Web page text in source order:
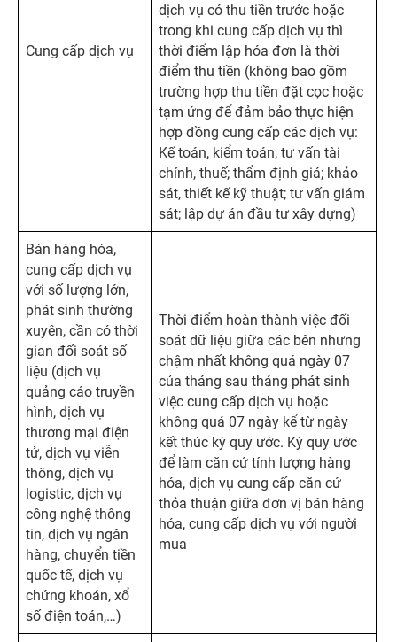
Cung cấp dịch vụ
dịch vụ có thu tiền trước hoặc
trong khi cung cấp dịch vụ thì
thời điểm lập hóa đơn là thời
điểm thu tiền (không bao gồm
trường hợp thu tiền đặt cọc hoặc
tạm ứng để đảm bảo thực hiện
hợp đồng cung cấp các dịch vụ:
Kế toán, kiểm toán, tư vấn tài
chính, thuế; thẩm định giá; khảo
sát, thiết kế kỹ thuật; tư vấn giám
sát; lập dự án đầu tư xây dựng)
Bán hàng hóa,
cung cấp dịch vụ
với số lượng lớn,
phát sinh thường
xuyên, cần có thời
gian đối soát số
liệu (dịch vụ
quảng cáo truyền
hình, dịch vụ
thương mại điện
tử, dịch vụ viễn
thông, dịch vụ
logistic, dịch vụ
công nghệ thông
tin, dịch vụ ngân
hàng, chuyển tiền
quốc tế, dịch vụ
chứng khoán, xổ
số điện toán,…)
Thời điểm hoàn thành việc đối
soát dữ liệu giữa các bên nhưng
chậm nhất không quá ngày 07
của tháng sau tháng phát sinh
việc cung cấp dịch vụ hoặc
không quá 07 ngày kể từ ngày
kết thúc kỳ quy ước. Kỳ quy ước
để làm căn cứ tính lượng hàng
hóa, dịch vụ cung cấp căn cứ
thỏa thuận giữa đơn vị bán hàng
hóa, cung cấp dịch vụ với người
mua